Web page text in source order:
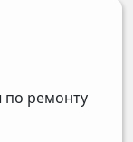
по ремонту